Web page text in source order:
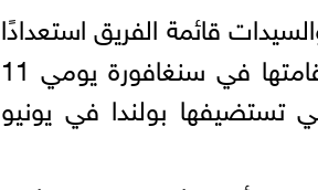
والسيدات قائمة الفريق استعدادًا
لخوض منافسات تصفيات كأس العالم 2026، والمقرر إقامتها في سنغافورة يومي 11
تستضيفها بولندا في يونيو